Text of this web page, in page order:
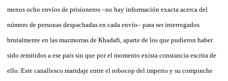
menos ocho envíos de prisioneros –no hay información exacta acerca del
número de personas despachadas en cada envío– para ser interrogados
brutalmente en las mazmorras de Khadafi, aparte de los que pudieron haber
sido remitidos a ese país sin que por el momento exista constancia escrita de
ello. Este canallesco maridaje entre el robocop del imperio y su compinche